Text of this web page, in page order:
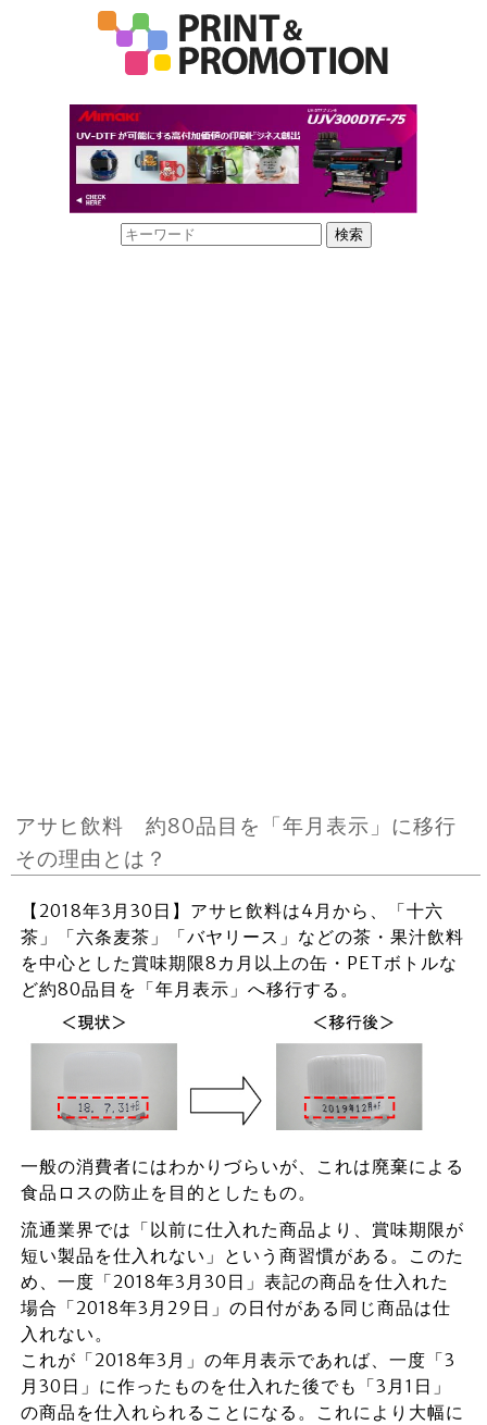
アサヒ飲料 約80品目を「年月表示」に移行
その理由とは？
【2018年3月30日】アサヒ飲料は4月から、「十六
茶」「六条麦茶」「バヤリース」などの茶・果汁飲料
を中心とした賞味期限8カ月以上の缶・PETボトルな
ど約80品目を「年月表示」へ移行する。
一般の消費者にはわかりづらいが、これは廃棄による
食品ロスの防止を目的としたもの。
流通業界では「以前に仕入れた商品より、賞味期限が
短い製品を仕入れない」という商習慣がある。このた
め、一度「2018年3月30日」表記の商品を仕入れた
場合「2018年3月29日」の日付がある同じ商品は仕
入れない。
これが「2018年3月」の年月表示であれば、一度「3
月30日」に作ったものを仕入れた後でも「3月1日」
の商品を仕入れられることになる。これにより大幅に